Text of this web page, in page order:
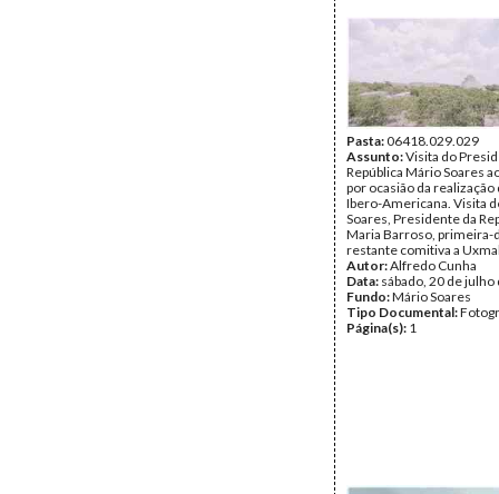
Pasta:06418.029.029
Assunto:Visita do
República Mário Soares
por ocasião da realização
Ibero-Americana. Visita
Soares, Presidente da
Maria Barroso, primeira-
restante comitiva a
Autor:Alfredo Cunha
Data: sábado, 20 de julho
Fundo:Mário Soares
Tipo Documental:
Página(s): 1